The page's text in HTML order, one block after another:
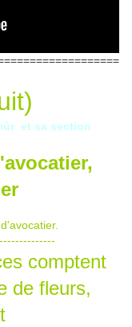
et sa section
comptent
de fleurs,